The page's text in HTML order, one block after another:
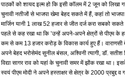
पाठकों को शायद इल्म हो कि इसी कॉलम में 2 जून को
चुनावी नतीजों से भाजपा खेमा बेहद सकते में हैं, कहां तो
मार्जिन यानी 1 लाख 52 हजार से जीत दर्ज करा सबको सकते
पहले से कह रखा था कि ’उन्हें अपने-अपने क्षेत्रों से पीएम के
कम से कम 13 हजार करोड़ के विकास कार्य हुए हैं।
अपने बेहद भरोसेमंद सुनील बंसल, अश्विनी त्यागी, डॉ. सतीश
विद्या सागर राव को यहां के चुनावी समर में झोंक रखा था।
स्वयं पीएम मोदी ने अपने हस्ताक्षर से क्षेत्र के 2000 प्रबुद्द